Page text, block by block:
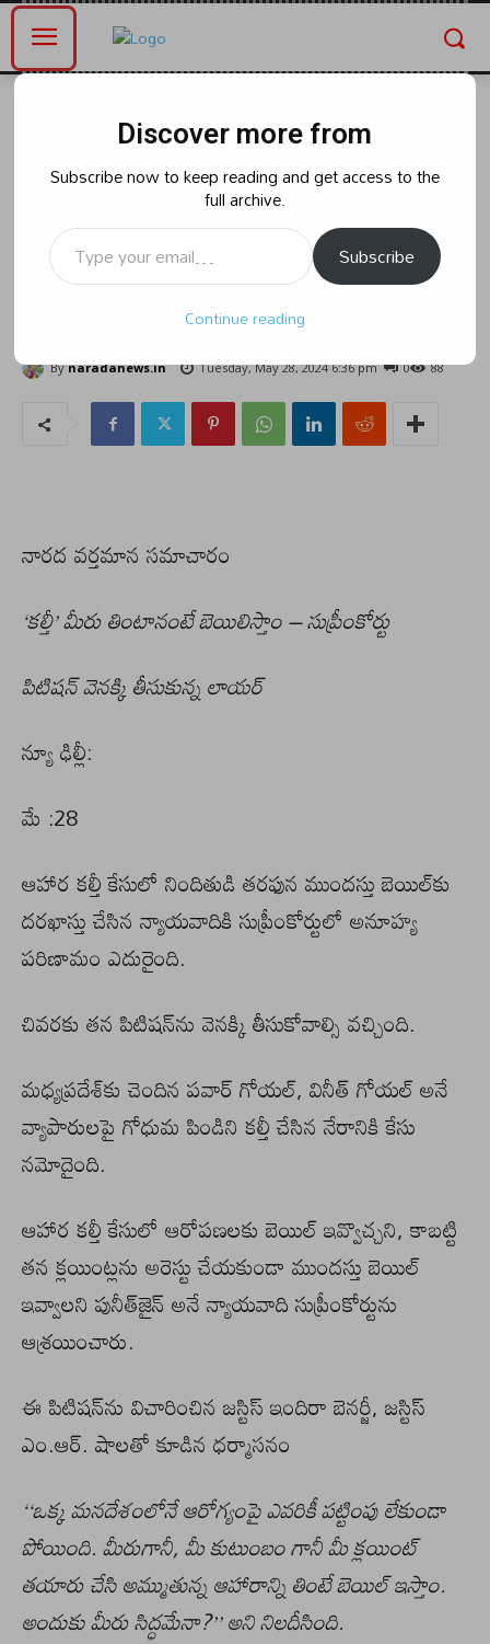
ఆహార కల్తీ కేసులో నిందితుడి తరఫున
ముందస్తు బెయిల్‌కు దరఖాస్తు చేసిన
న్యాయవాదికి సుప్రీంకోర్టులో అనూహ్య
పరిణామం ఎదురైంది.
By naradanews.in Tuesday, May 28, 2024 6:36 pm 88
0
నారద వర్తమాన సమాచారం
‘కల్తీ’ మీరు తింటానంటే బెయిలిస్తాం – సుప్రీంకోర్టు
పిటిషన్‌ వెనక్కి తీసుకున్న లాయర్‌
న్యూ ఢిల్లీ:
మే :28
ఆహార కల్తీ కేసులో నిందితుడి తరఫున ముందస్తు బెయిల్‌కు
దరఖాస్తు చేసిన న్యాయవాదికి సుప్రీంకోర్టులో అనూహ్య
పరిణామం ఎదురైంది.
చివరకు తన పిటిషన్‌ను వెనక్కి తీసుకోవాల్సి వచ్చింది.
మధ్యప్రదేశ్‌కు చెందిన పవార్‌ గోయల్‌, వినీత్‌ గోయల్‌ అనే
వ్యాపారులపై గోధుమ పిండిని కల్తీ చేసిన నేరానికి కేసు
నమోదైంది.
ఆహార కల్తీ కేసులో ఆరోపణలకు బెయిల్‌ ఇవ్వొచ్చని, కాబట్టి
తన క్లయింట్లను అరెస్టు చేయకుండా ముందస్తు బెయిల్‌
ఇవ్వాలని పునీత్‌జైన్‌ అనే న్యాయవాది సుప్రీంకోర్టును
ఆశ్రయించారు.
ఈ పిటిషన్‌ను విచారించిన జస్టిస్‌ ఇందిరా బెనర్జీ, జస్టిస్‌
ఎం.ఆర్‌. షాలతో కూడిన ధర్మాసనం
‘‘ఒక్క మనదేశంలోనే ఆరోగ్యంపై ఎవరికీ పట్టింపు లేకుండా
పోయింది. మీరుగానీ, మీ కుటుంబం గానీ మీ క్లయింట్‌
తయారు చేసి అమ్ముతున్న ఆహారాన్ని తింటే బెయిల్‌ ఇస్తాం.
అందుకు మీరు సిద్ధమేనా?’’ అని నిలదీసింది.
Discover more from
Subscribe now to keep reading and get access to the
full archive.
Type your email…
Subscribe
Continue reading